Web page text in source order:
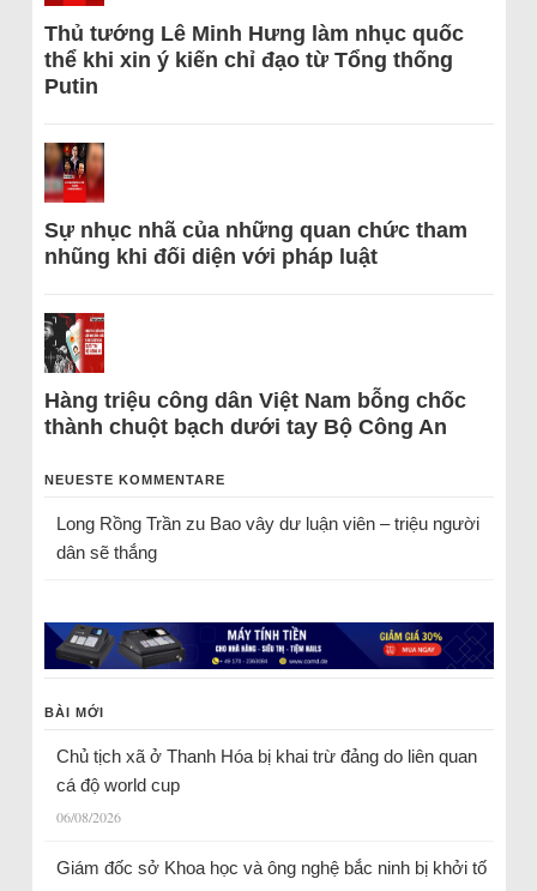
Thủ tướng Lê Minh Hưng làm nhục quốc
thể khi xin ý kiến chỉ đạo từ Tổng thống
Putin
Sự nhục nhã của những quan chức tham
nhũng khi đối diện với pháp luật
Hàng triệu công dân Việt Nam bỗng chốc
thành chuột bạch dưới tay Bộ Công An
NEUESTE KOMMENTARE
Long Rồng Trầnzu Bao vây dư luận viên – triệu người
dân sẽ thắng
BÀI MỚI
Chủ tịch xã ở Thanh Hóa bị khai trừ đảng do liên quan
cá độ world cup
06/08/2026
Giám đốc sở Khoa học và ông nghệ bắc ninh bị khởi tố